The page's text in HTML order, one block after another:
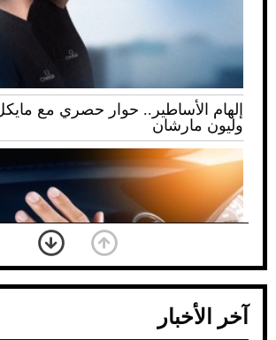
إلهام الأساطير.. حوار حصري مع
وليون مارشان
آخر الأخبار